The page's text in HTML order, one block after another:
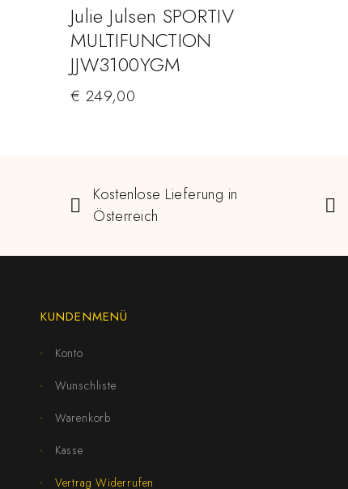
Julie Julsen SPORTIV
MULTIFUNCTION
JJW3100YGM
€ 249,00
Kostenlose Lieferung in
Österreich
KUNDENMENÜ
Konto
Wunschliste
Warenkorb
Kasse
Vertrag Widerrufen